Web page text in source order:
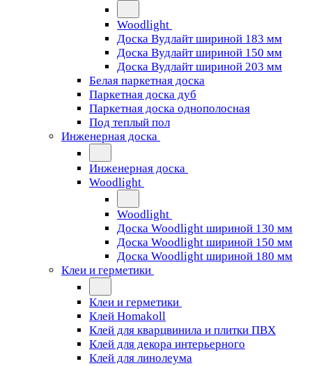
Woodlight
Доска Вудлайт шириной 183 мм
Доска Вудлайт шириной 150 мм
Доска Вудлайт шириной 203 мм
Белая паркетная доска
Паркетная доска дуб
Паркетная доска однополосная
Под теплый пол
Инженерная доска
Инженерная доска
Woodlight
Woodlight
Доска Woodlight шириной 130 мм
Доска Woodlight шириной 150 мм
Доска Woodlight шириной 180 мм
Клеи и герметики
Клеи и герметики
Клей Homakoll
Клей для кварцвинила и плитки ПВХ
Клей для декора интерьерного
Клей для линолеума